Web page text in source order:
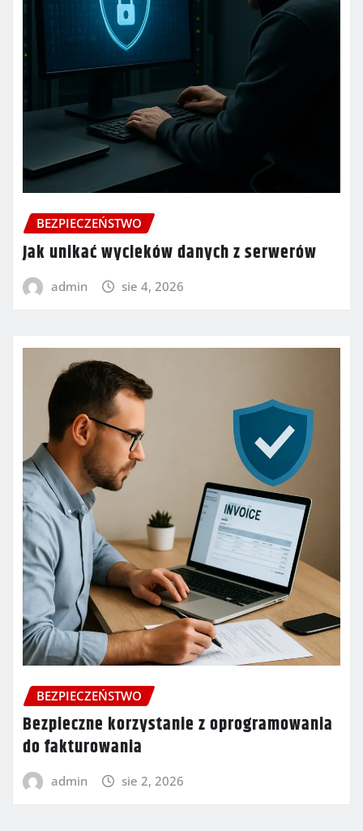
BEZPIECZEŃSTWO
Jak unikać wycieków danych z serwerów
admin sie 4, 2026
BEZPIECZEŃSTWO
Bezpieczne korzystanie z oprogramowania
do fakturowania
admin sie 2, 2026